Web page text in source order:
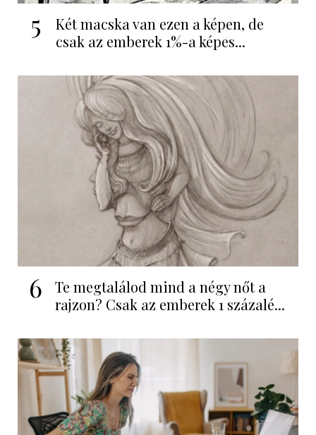
5
Két macska van ezen a képen, de
csak az emberek 1%-a képes...
6
Te megtalálod mind a négy nőt a
rajzon? Csak az emberek 1 százalé...